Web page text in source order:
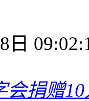
日
会捐赠